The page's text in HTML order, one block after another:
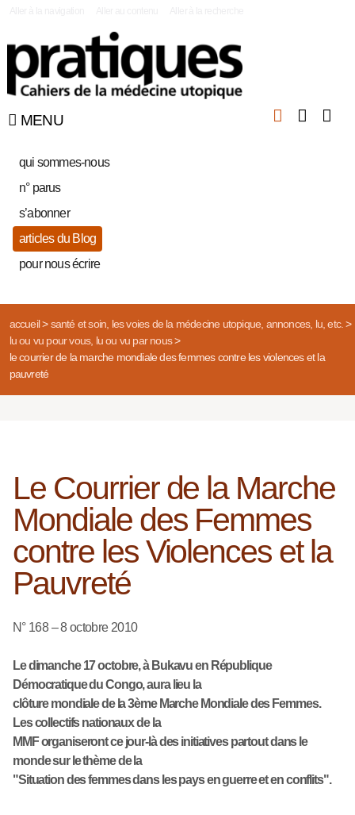
MENU
qui sommes-nous
n° parus
s’abonner
articles du Blog
pour nous écrire
accueil> santé et soin, les voies de la médecine utopique, annonces, lu, etc.>
lu ou vu pour vous, lu ou vu par nous>
le courrier de la marche mondiale des femmes contre les violences et la
pauvreté
Le Courrier de la Marche
Mondiale des Femmes
contre les Violences et la
Pauvreté
N° 168 – 8 octobre 2010
Le dimanche 17 octobre, à Bukavu en République
Démocratique du Congo, aura lieu la
clôture mondiale de la 3ème Marche Mondiale des Femmes.
Les collectifs nationaux de la
MMF organiseront ce jour-là des initiatives partout dans le
monde sur le thème de la
"Situation des femmes dans les pays en guerre et en conflits".